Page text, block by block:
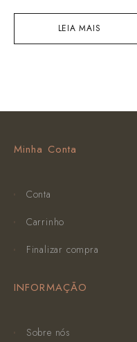
LEIA MAIS
Minha Conta
Conta
Carrinho
Finalizar compra
INFORMAÇÃO
Sobre nós